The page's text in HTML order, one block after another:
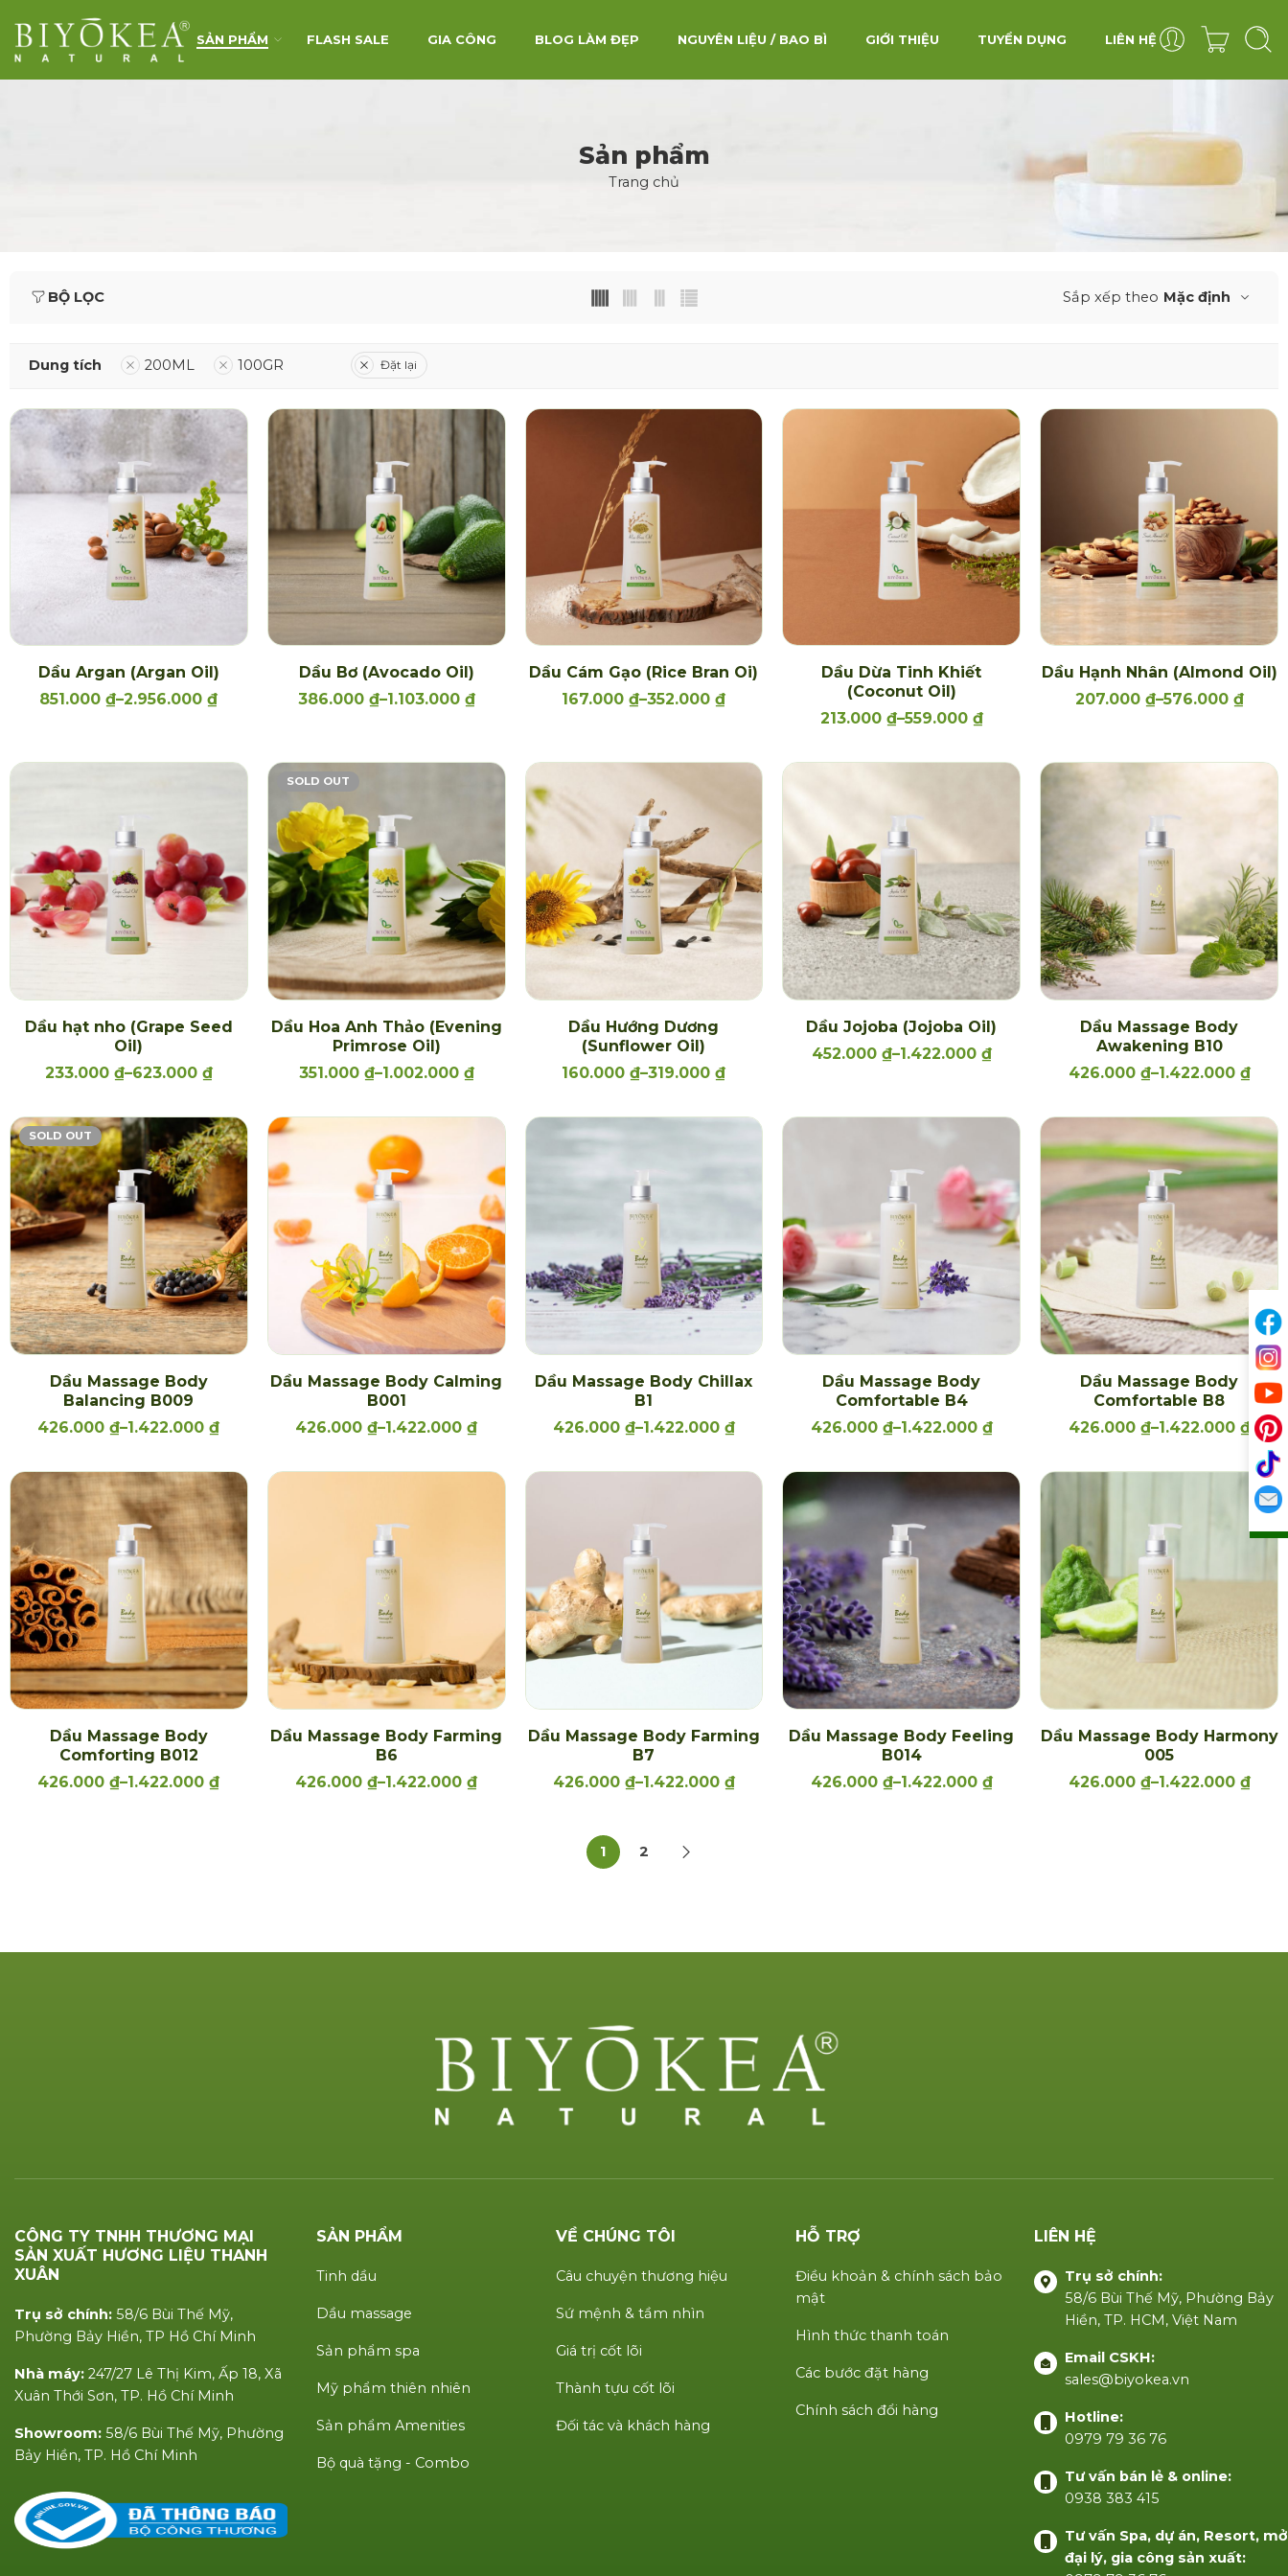
SẢN PHẨM FLASH SALE GIA CÔNG BLOG LÀM ĐẸP NGUYÊN LIỆU / BAO BÌ GIỚI THIỆU TUYỂN DỤNG LIÊN HỆ
Sản phẩm
Trang chủ
BỘ LỌC Sắp xếp theo Mặc định
Dung tích 200ML 100GR Đặt lại
Dầu Argan (Argan Oil)
851.000₫–2.956.000₫
Dầu Bơ (Avocado Oil)
386.000 ₫–1.103.000 ₫
Dầu Cám Gạo (Rice Bran Oi)
167.000₫–352.000₫
Dầu Dừa Tinh Khiết
(Coconut Oil)
213.000 ₫–559.000 ₫
Dầu Hạnh Nhân (Almond Oil)
207.000 ₫–576.000 ₫
Dầu hạt nho (Grape Seed
Oil)
233.000 ₫–623.000 ₫
SOLD OUT
Dầu Hoa Anh Thảo (Evening
Primrose Oil)
351.000 ₫–1.002.000 ₫
Dầu Hướng Dương
(Sunflower Oil)
160.000₫–319.000₫
Dầu Jojoba (Jojoba Oil)
452.000 ₫–1.422.000 ₫
Dầu Massage Body
Awakening B10
426.000 ₫–1.422.000 ₫
SOLD OUT
Dầu Massage Body
Balancing B009
426.000₫–1.422.000₫
Dầu Massage Body Calming
B001
426.000₫–1.422.000₫
Dầu Massage Body Chillax
B1
426.000 ₫–1.422.000 ₫
Dầu Massage Body
Comfortable B4
426.000 ₫–1.422.000 ₫
Dầu Massage Body
Comfortable B8
426.000 ₫–1.422.000 ₫
Dầu Massage Body
Comforting B012
426.000₫–1.422.000₫
Dầu Massage Body Farming
B6
426.000₫–1.422.000₫
Dầu Massage Body Farming
B7
426.000 ₫–1.422.000 ₫
Dầu Massage Body Feeling
B014
426.000 ₫–1.422.000 ₫
Dầu Massage Body Harmony
005
426.000 ₫–1.422.000 ₫
1 2
CÔNG TY TNHH THƯƠNG MẠI
SẢN XUẤT HƯƠNG LIỆU THANH
XUÂN
Trụ sở chính: 58/6 Bùi Thế Mỹ,
Phường Bảy Hiền, TP Hồ Chí Minh
Nhà máy: 247/27 Lê Thị Kim, Ấp 18, Xã
Xuân Thới Sơn, TP. Hồ Chí Minh
Showroom: 58/6 Bùi Thế Mỹ, Phường
Bảy Hiền, TP. Hồ Chí Minh
SẢN PHẨM
Tinh dầu
Dầu massage
Sản phẩm spa
Mỹ phẩm thiên nhiên
Sản phẩm Amenities
Bộ quà tặng - Combo
VỀ CHÚNG TÔI
Câu chuyện thương hiệu
Sứ mệnh & tầm nhìn
Giá trị cốt lõi
Thành tựu cốt lõi
Đối tác và khách hàng
HỖ TRỢ
Điều khoản & chính sách bảo
mật
Hình thức thanh toán
Các bước đặt hàng
Chính sách đổi hàng
LIÊN HỆ
Trụ sở chính:
58/6 Bùi Thế Mỹ, Phường Bảy
Hiền, TP. HCM, Việt Nam
Email CSKH:
sales@biyokea.vn
Hotline:
0979 79 36 76
Tư vấn bán lẻ & online:
0938 383 415
Tư vấn Spa, dự án, Resort, mở
đại lý, gia công sản xuất: